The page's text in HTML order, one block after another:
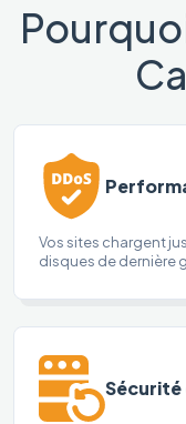
Vos sites chargent
disques de dernière
Sécurité